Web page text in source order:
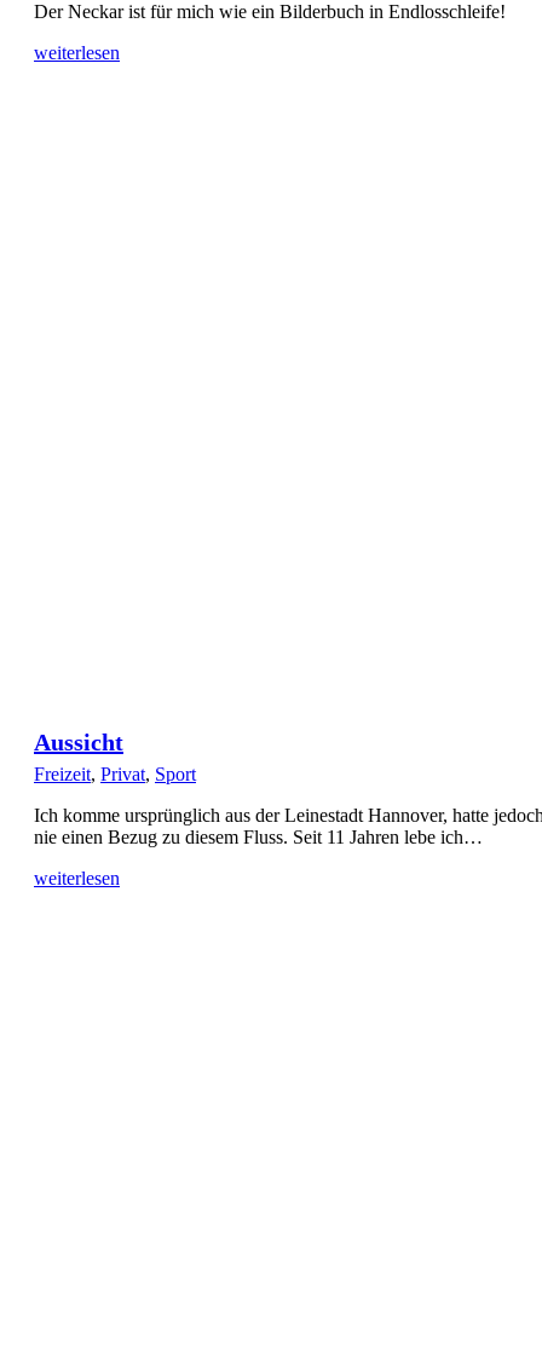
Der Neckar ist für mich wie ein Bilderbuch in Endlosschleife!
weiterlesen
Aussicht
Freizeit, Privat, Sport
Ich komme ursprünglich aus der Leinestadt Hannover, hatte
nie einen Bezug zu diesem Fluss. Seit 11 Jahren lebe ich…
weiterlesen